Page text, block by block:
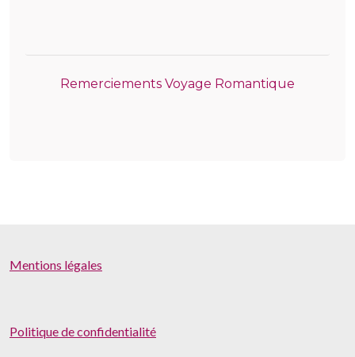
Remerciements Voyage Romantique
Mentions légales
Politique de confidentialité